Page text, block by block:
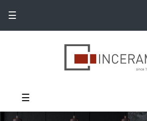
Toggle navigation
☰
Toggle navigation
☰